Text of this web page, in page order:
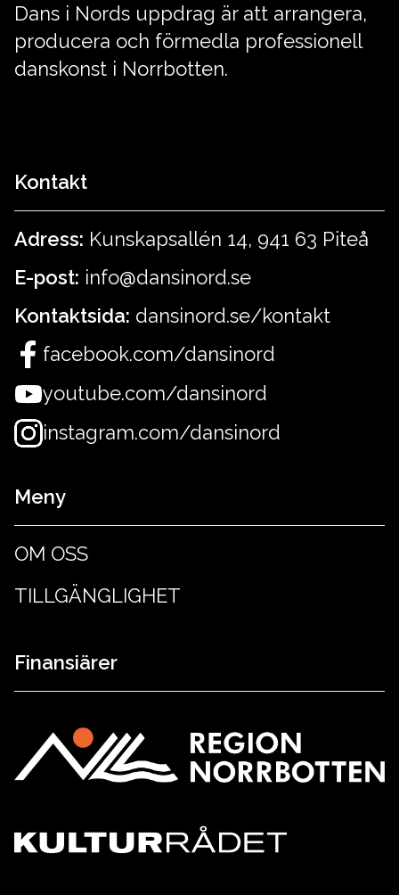
Dans i Nords uppdrag är att arrangera,
producera och förmedla professionell
danskonst i Norrbotten.
Kontakt
Adress: Kunskapsallén 14, 941 63 Piteå
E-post: info@dansinord.se
Kontaktsida: dansinord.se/kontakt
facebook.com/dansinord
youtube.com/dansinord
instagram.com/dansinord
Meny
OM OSS
TILLGÄNGLIGHET
Finansiärer